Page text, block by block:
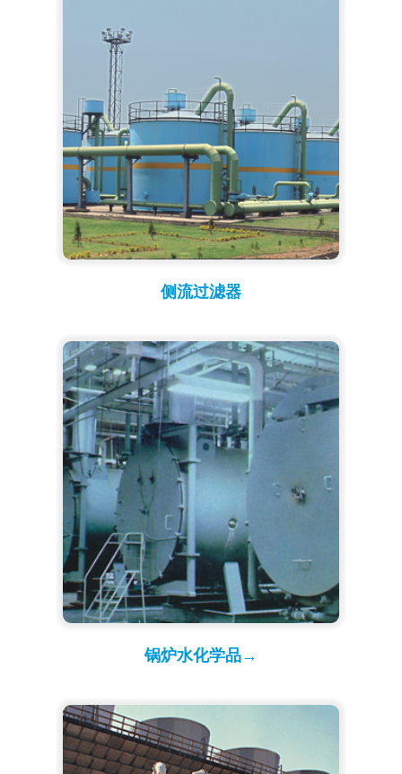
侧流过滤器
锅炉水化学品→